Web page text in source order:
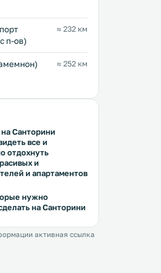
и
Заппейон. В апартаментах есть
п-ов)
≈ 232 км
≈ 252 км
Санторини
все и
отдохнуть
и
и апартаментов
нужно
на Санторини
активная ссылка